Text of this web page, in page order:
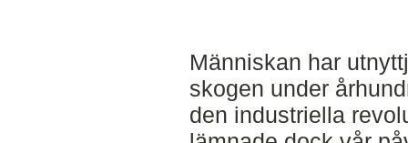
Människan har
skogen under
den industriella